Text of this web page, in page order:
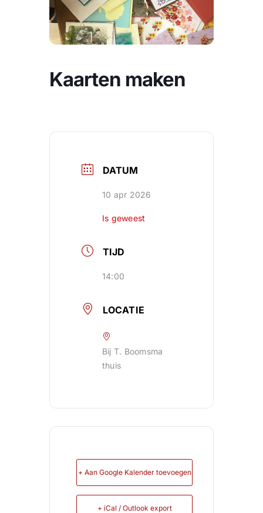
Zoeken
Kaarten maken
DATUM
10 apr 2026
Is geweest
TIJD
14:00
LOCATIE
Bij T. Boomsma
thuis
+ Aan Google Kalender toevoegen
+ iCal / Outlook export